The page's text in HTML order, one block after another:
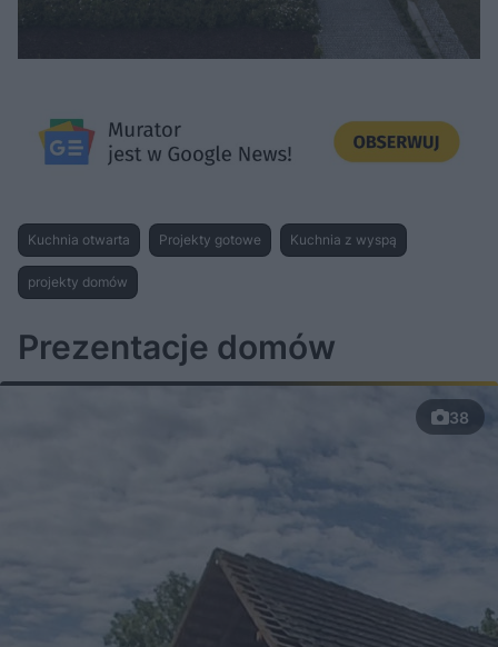
Kuchnia otwarta Projekty gotowe Kuchnia z wyspą
projekty domów
Prezentacje domów
38